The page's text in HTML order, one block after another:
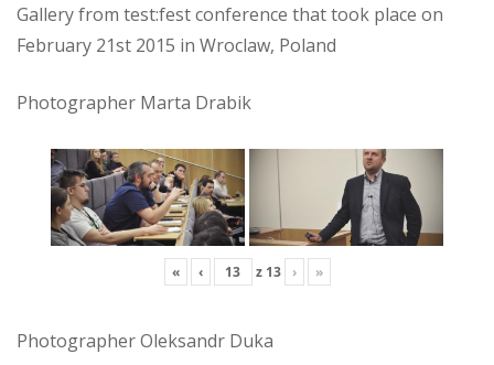
Gallery from test:fest conference that took place on
February 21st 2015 in Wroclaw, Poland
Photographer Marta Drabik
« ‹ z 13 › »
Photographer Oleksandr Duka